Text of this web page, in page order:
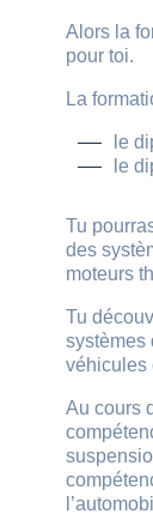
Alors la
pour toi.
La
le
le
Tu
des
moteurs
Tu
systèmes
véhicules
Au cours